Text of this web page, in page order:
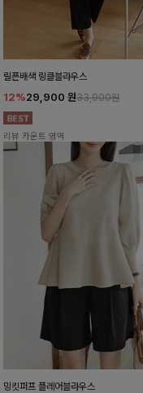
릴픈배색 링클블라우스
12%29,900 원33,900원
리뷰 카운트 영역
밍킷퍼프 플레어블라우스